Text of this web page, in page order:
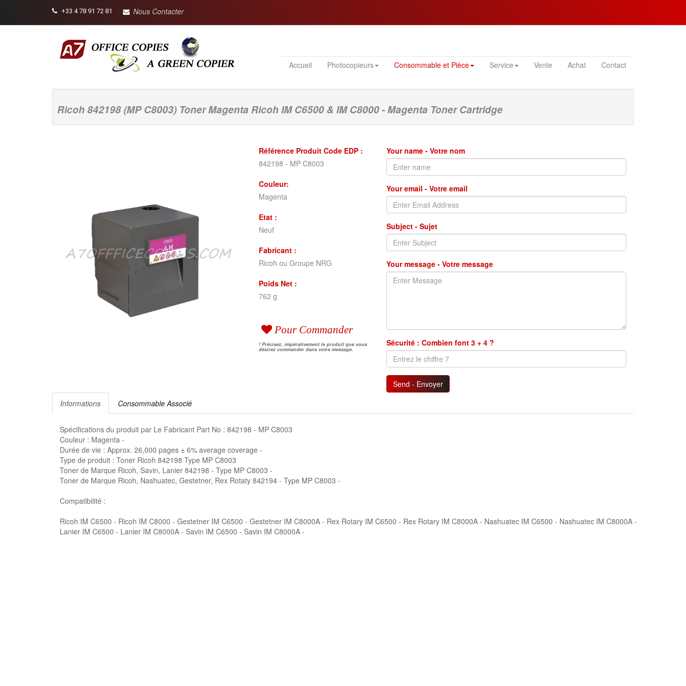
+33 4 78 91 72 81 Nous Contacter
Accueil Photocopieurs Consommable et Pièce Service Vente Achat Contact
Ricoh 842198 (MP C8003) Toner Magenta Ricoh IM C6500 & IM C8000 - Magenta Toner Cartridge
Référence Produit Code EDP :
842198 - MP C8003
Couleur:
Magenta
Etat :
Neuf
Fabricant :
Ricoh ou Groupe NRG
Poids Net :
762 g
Pour Commander
! Précisez, impérativement le produit que vous
désirez commander dans votre message.
Your name - Votre nom
Your email - Votre email
Subject - Sujet
Your message - Votre message
Sécurité : Combien font 3 + 4 ?
Send - Envoyer
Informations
Consommable Associé
Spécifications du produit par Le Fabricant Part No : 842198 - MP C8003
Couleur : Magenta -
Durée de vie : Approx. 26,000 pages ± 6% average coverage -
Type de produit : Toner Ricoh 842198 Type MP C8003
Toner de Marque Ricoh, Savin, Lanier 842198 - Type MP C8003 -
Toner de Marque Ricoh, Nashuatec, Gestetner, Rex Rotaty 842194 - Type MP C8003 -
Compatibilité :
Ricoh IM C6500 - Ricoh IM C8000 - Gestetner IM C6500 - Gestetner IM C8000A - Rex Rotary IM C6500 - Rex Rotary IM C8000A - Nashuatec IM C6500 - Nashuatec IM C8000A -
Lanier IM C6500 - Lanier IM C8000A - Savin IM C6500 - Savin IM C8000A -